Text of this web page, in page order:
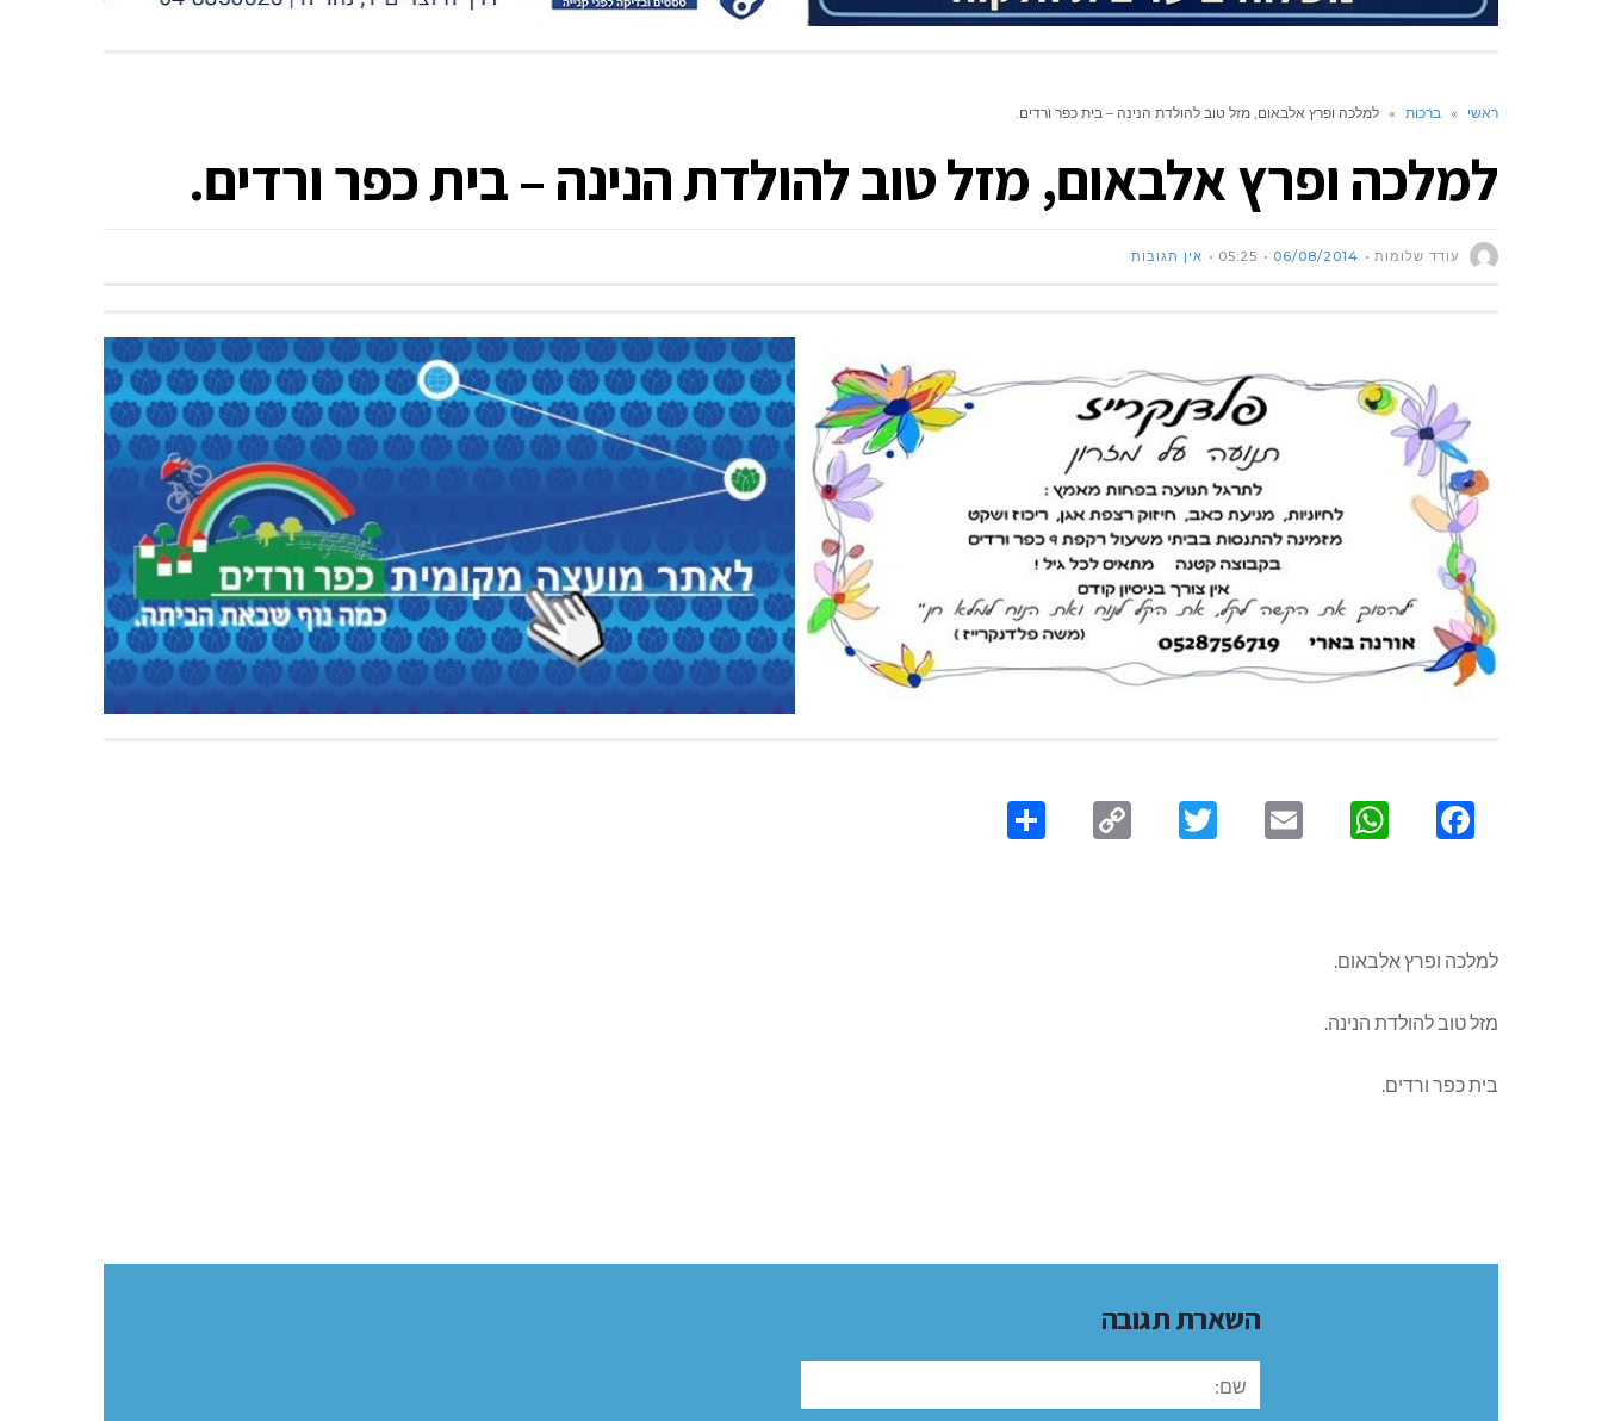
ראשי » ברכות » למלכה ופרץ אלבאום, מזל טוב להולדת הנינה – בית כפר ורדים.
למלכה ופרץ אלבאום, מזל טוב להולדת הנינה – בית כפר ורדים.
עודד שלומות 06/08/2014
05:25 אין תגובות
Facebook
WhatsApp
Email
Twitter
Copy
למלכה ופרץ אלבאום.
מזל טוב להולדת הנינה.
בית כפר ורדים.
השארת תגובה